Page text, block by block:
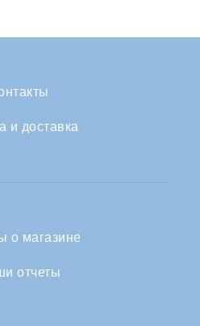
и доставка
о магазине
отчеты